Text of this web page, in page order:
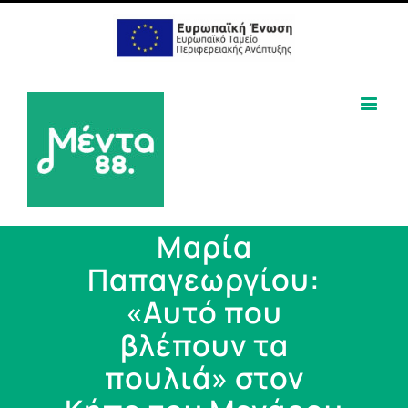
Μαρία
Παπαγεωργίου:
«Αυτό που
βλέπουν τα
πουλιά» στον